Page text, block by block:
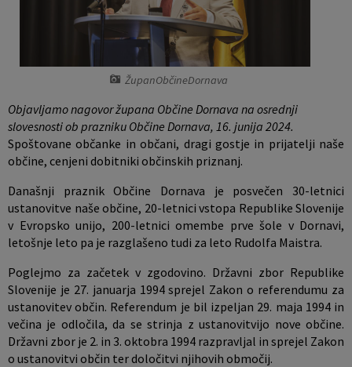
ŽupanObčineDornava
Objavljamo nagovor župana Občine Dornava na osrednji
slovesnosti ob prazniku Občine Dornava, 16. junija 2024.
Spoštovane občanke in občani, dragi gostje in prijatelji naše
občine, cenjeni dobitniki občinskih priznanj.
Današnji praznik Občine Dornava je posvečen 30-letnici
ustanovitve naše občine, 20-letnici vstopa Republike Slovenije
v Evropsko unijo, 200-letnici omembe prve šole v Dornavi,
letošnje leto pa je razglašeno tudi za leto Rudolfa Maistra.
Poglejmo za začetek v zgodovino. Državni zbor Republike
Slovenije je 27. januarja 1994 sprejel Zakon o referendumu za
ustanovitev občin. Referendum je bil izpeljan 29. maja 1994 in
večina je odločila, da se strinja z ustanovitvijo nove občine.
Državni zbor je 2. in 3. oktobra 1994 razpravljal in sprejel Zakon
o ustanovitvi občin ter določitvi njihovih območij.
Vaške skupnosti
Varstvo osebnih podatkov
Prostorski akti občine
Lokalne volitve